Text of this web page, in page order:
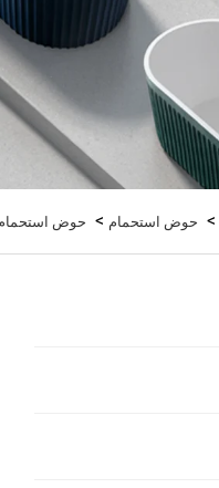
> حوض استحمام > حوض